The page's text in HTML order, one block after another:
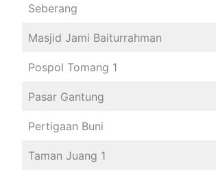
Seberang
Masjid Jami Baiturrahman
Pospol Tomang 1
Pasar Gantung
Pertigaan Buni
Taman Juang 1